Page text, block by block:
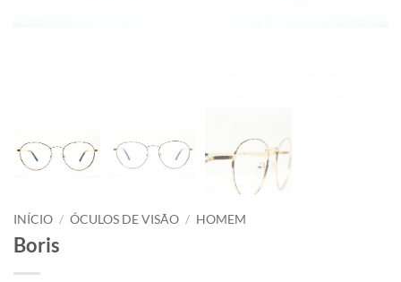
INÍCIO / ÓCULOS DE VISÃO / HOMEM
Boris